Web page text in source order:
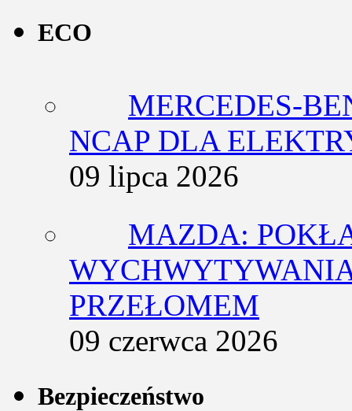
ECO
MERCEDES-
NCAP DLA
09 lipca 2026
MAZDA:
PRZEŁOMEM
09 czerwca 2026
Bezpieczeństwo